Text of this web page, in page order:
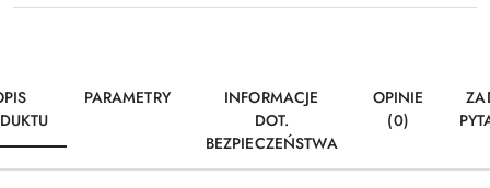
PARAMETRY
INFORMACJE
DOT.
BEZPIECZEŃSTWA
OPINIE
(0)